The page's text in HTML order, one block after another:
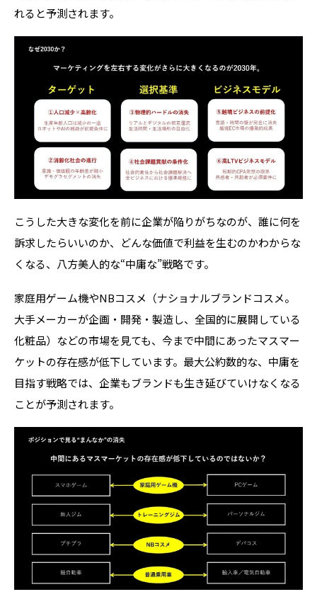
れると予測されます。
こうした大きな変化を前に企業が陥りがちなのが、誰に何を
訴求したらいいのか、どんな価値で利益を生むのかわからな
くなる、八方美人的な“中庸な”戦略です。
家庭用ゲーム機やNBコスメ（ナショナルブランドコスメ。
大手メーカーが企画・開発・製造し、全国的に展開している
化粧品）などの市場を見ても、今まで中間にあったマスマー
ケットの存在感が低下しています。最大公約数的な、中庸を
目指す戦略では、企業もブランドも生き延びていけなくなる
ことが予測されます。